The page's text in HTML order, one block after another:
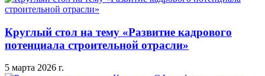
Круглый стол на тему «Развитие кадрового
потенциала строительной отрасли»
5 марта 2026 г.